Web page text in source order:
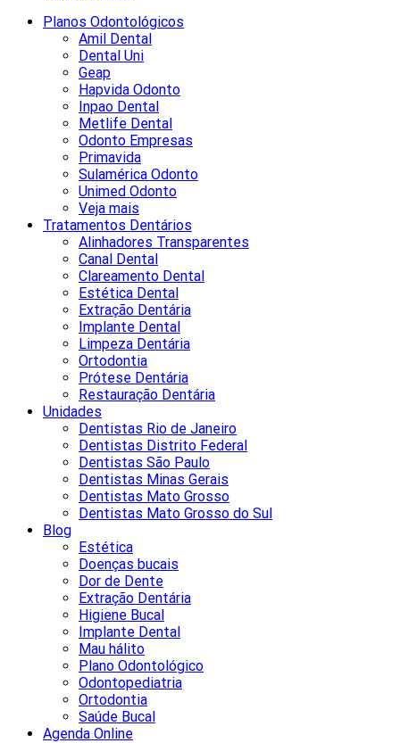
Planos Odontológicos
Amil Dental
Dental Uni
Geap
Hapvida Odonto
Inpao Dental
Metlife Dental
Odonto Empresas
Primavida
Sulamérica Odonto
Unimed Odonto
Veja mais
Tratamentos Dentários
Alinhadores Transparentes
Canal Dental
Clareamento Dental
Estética Dental
Extração Dentária
Implante Dental
Limpeza Dentária
Ortodontia
Prótese Dentária
Restauração Dentária
Unidades
Dentistas Rio de Janeiro
Dentistas Distrito Federal
Dentistas São Paulo
Dentistas Minas Gerais
Dentistas Mato Grosso
Dentistas Mato Grosso do Sul
Blog
Estética
Doenças bucais
Dor de Dente
Extração Dentária
Higiene Bucal
Implante Dental
Mau hálito
Plano Odontológico
Odontopediatria
Ortodontia
Saúde Bucal
Agenda Online